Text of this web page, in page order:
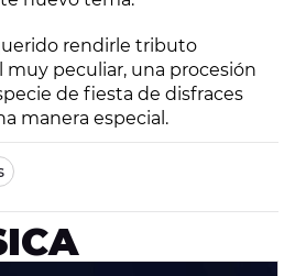
rendirle tributo
peculiar, una procesión
de fiesta de disfraces
manera especial.